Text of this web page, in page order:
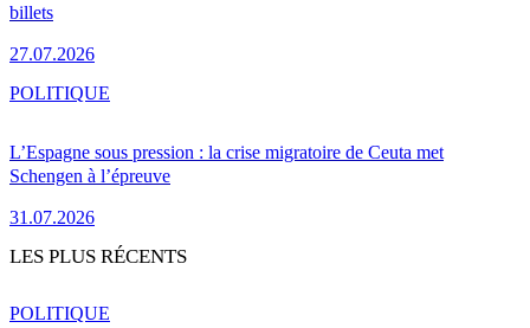
billets
27.07.2026
L’Espagne sous pression : la crise migratoire de Ceuta met
Schengen à l’épreuve
31.07.2026
POLITIQUE
LES PLUS RÉCENTS
POLITIQUE